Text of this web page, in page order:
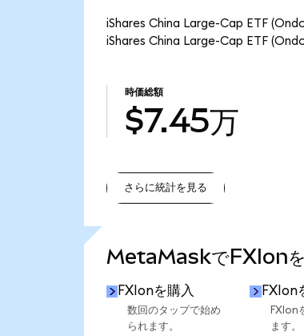
iShares China Large-Cap ETF
iShares China Large-Cap ETF
時価総額
$7.45万
さらに統計を見る
MetaMaskでFXIonを
FXIonを購入
数回のタップで始め
られます。
FXIon
FXIon
ます。